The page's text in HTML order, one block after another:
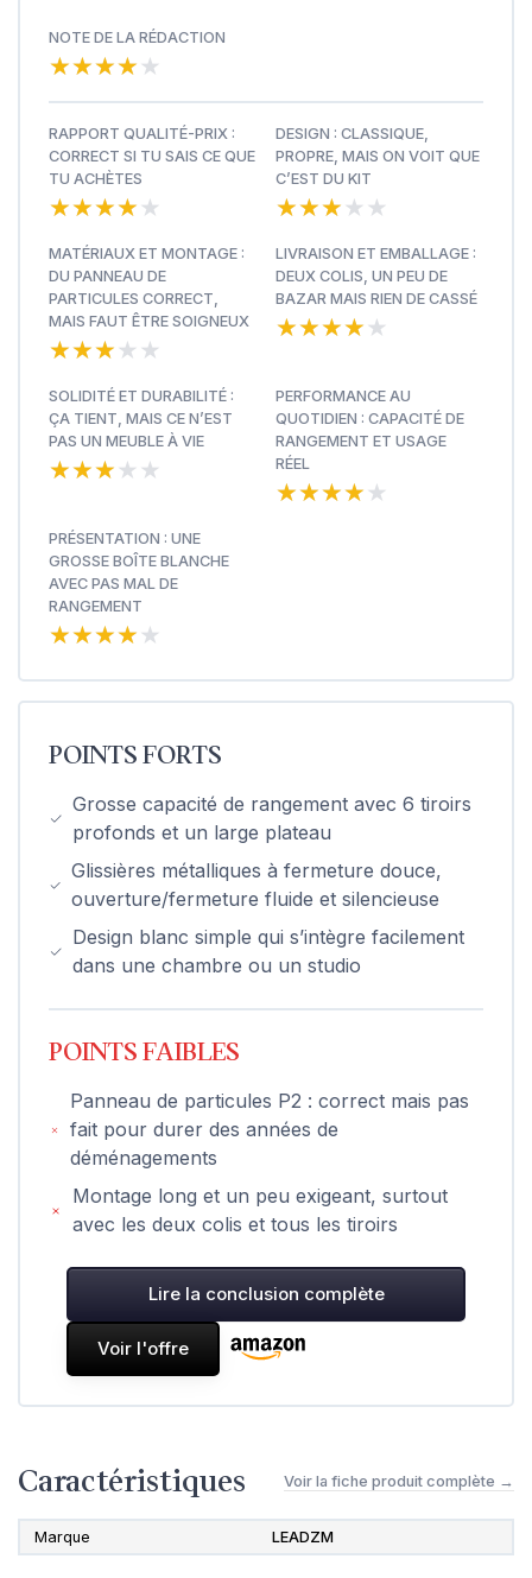
NOTE DE LA RÉDACTION
★★★★★
★★★★★
RAPPORT QUALITÉ-PRIX :
CORRECT SI TU SAIS CE QUE
TU ACHÈTES
★★★★★
★★★★★
DESIGN : CLASSIQUE,
PROPRE, MAIS ON VOIT QUE
C’EST DU KIT
★★★★★
★★★★★
MATÉRIAUX ET MONTAGE :
DU PANNEAU DE
PARTICULES CORRECT,
MAIS FAUT ÊTRE SOIGNEUX
★★★★★
★★★★★
LIVRAISON ET EMBALLAGE :
DEUX COLIS, UN PEU DE
BAZAR MAIS RIEN DE CASSÉ
★★★★★
★★★★★
SOLIDITÉ ET DURABILITÉ :
ÇA TIENT, MAIS CE N’EST
PAS UN MEUBLE À VIE
★★★★★
★★★★★
PERFORMANCE AU
QUOTIDIEN : CAPACITÉ DE
RANGEMENT ET USAGE
RÉEL
★★★★★
★★★★★
PRÉSENTATION : UNE
GROSSE BOÎTE BLANCHE
AVEC PAS MAL DE
RANGEMENT
★★★★★
★★★★★
POINTS FORTS
Grosse capacité de rangement avec 6 tiroirs
profonds et un large plateau
Glissières métalliques à fermeture douce,
ouverture/fermeture fluide et silencieuse
Design blanc simple qui s’intègre facilement
dans une chambre ou un studio
POINTS FAIBLES
Panneau de particules P2 : correct mais pas
fait pour durer des années de
déménagements
Montage long et un peu exigeant, surtout
avec les deux colis et tous les tiroirs
Lire la conclusion complète
Voir l'offre
Caractéristiques Voir la fiche produit complète →
Marque LEADZM